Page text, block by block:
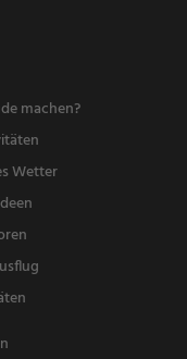
machen?
Wetter